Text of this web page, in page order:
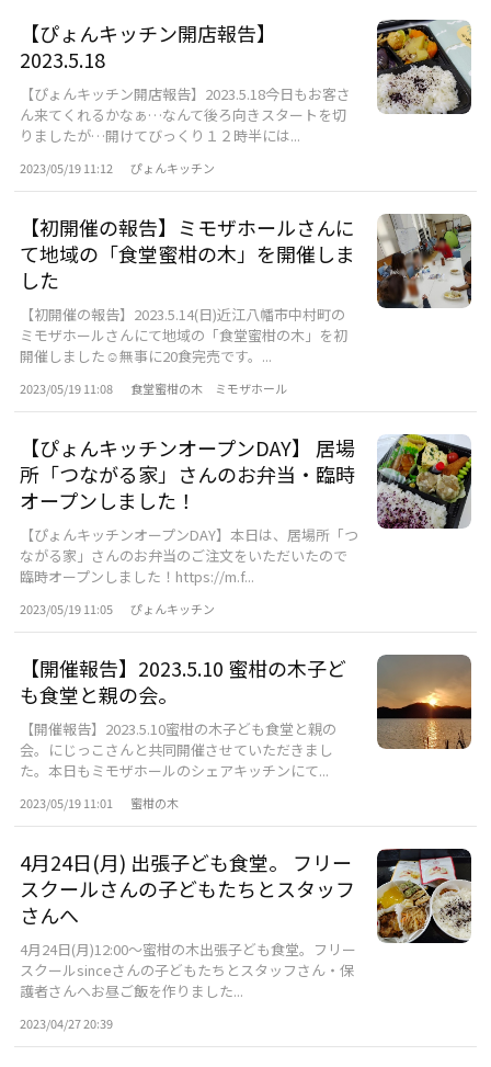
【ぴょんキッチン開店報告】
2023.5.18
【ぴょんキッチン開店報告】2023.5.18今日もお客さ
ん来てくれるかなぁ…なんて後ろ向きスタートを切
りましたが…開けてびっくり１２時半には...
2023/05/19 11:12 ぴょんキッチン
【初開催の報告】ミモザホールさんに
て地域の「食堂蜜柑の木」を開催しま
した
【初開催の報告】2023.5.14(日)近江八幡市中村町の
ミモザホールさんにて地域の「食堂蜜柑の木」を初
開催しました☺無事に20食完売です。...
2023/05/19 11:08 食堂蜜柑の木 ミモザホール
【ぴょんキッチンオープンDAY】 居場
所「つながる家」さんのお弁当・臨時
オープンしました！
【ぴょんキッチンオープンDAY】本日は、居場所「つ
ながる家」さんのお弁当のご注文をいただいたので
臨時オープンしました！https://m.f...
2023/05/19 11:05 ぴょんキッチン
【開催報告】2023.5.10 蜜柑の木子ど
も食堂と親の会。
【開催報告】2023.5.10蜜柑の木子ども食堂と親の
会。にじっこさんと共同開催させていただきまし
た。本日もミモザホールのシェアキッチンにて...
2023/05/19 11:01 蜜柑の木
4月24日(月) 出張子ども食堂。 フリー
スクールさんの子どもたちとスタッフ
さんへ
4月24日(月)12:00～蜜柑の木出張子ども食堂。フリー
スクールsinceさんの子どもたちとスタッフさん・保
護者さんへお昼ご飯を作りました...
2023/04/27 20:39